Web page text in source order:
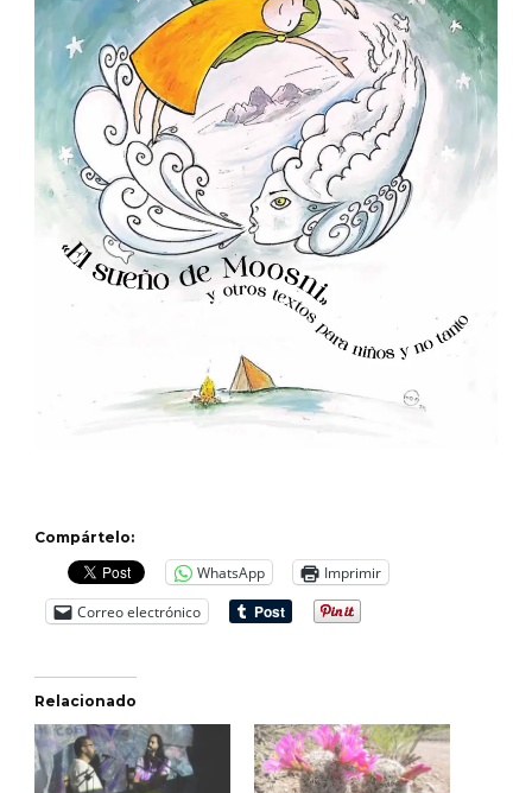
Compártelo:
WhatsApp
Imprimir
Correo electrónico
Relacionado